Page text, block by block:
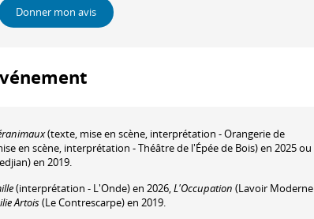
Donner mon avis
(texte, mise en scène, interprétation - Orangerie de
en scène, interprétation - Théâtre de l'Épée de Bois) en 2025 ou
en 2019.
(interprétation - L'Onde) en 2026,L'Occupation (Lavoir Moderne
Artois(Le Contrescarpe) en 2019.